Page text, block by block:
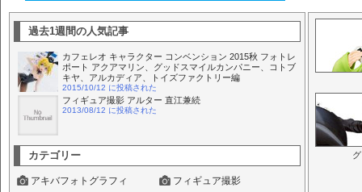
過去1週間の人気記事
カフェレオ キャラクター コンベンション 2015秋 フォトレ
ポート アクアマリン、グッドスマイルカンパニー、コトブ
キヤ、アルカディア、トイズファクトリー編
2015/10/12 に投稿された
フィギュア撮影 アルター 直江兼続
2013/08/12 に投稿された
カテゴリー
アキバフォトグラフィ
フィギュア撮影